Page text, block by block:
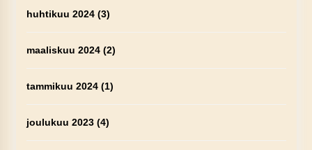
huhtikuu 2024(3)
maaliskuu 2024(2)
tammikuu 2024(1)
joulukuu 2023(4)